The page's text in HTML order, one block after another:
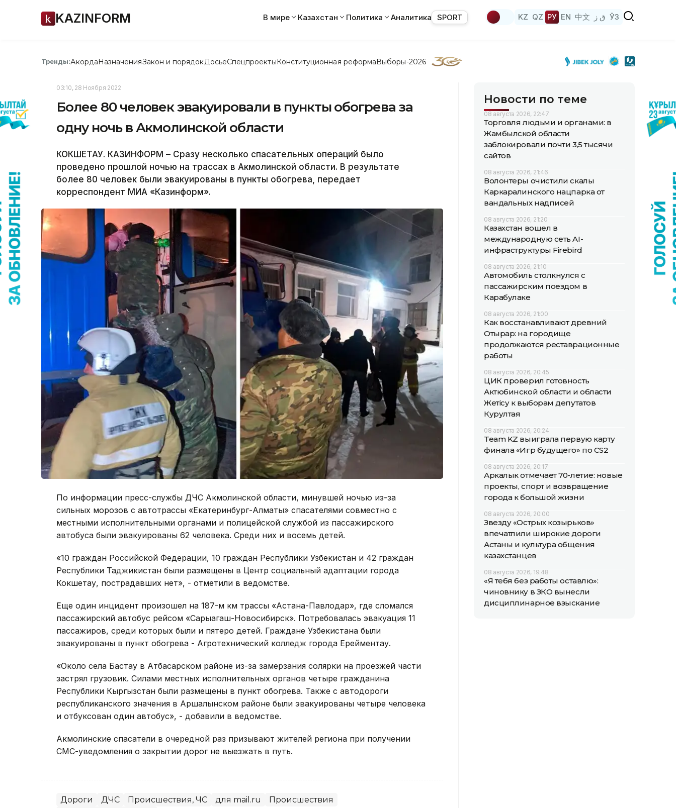
KAZINFORM В мире Казахстан Политика Аналитика SPORT KZ QZ РУ EN 中文 ق ز ЎЗ
Тренды:АкордаНазначенияЗакон и порядок ДосьеСпецпроектыКонституционная реформаВыборы-2026
03:10, 28 Ноября 2022
Более 80 человек эвакуировали в пункты обогрева за
одну ночь в Акмолинской области
КОКШЕТАУ. КАЗИНФОРМ – Сразу несколько спасательных операций было
проведено прошлой ночью на трассах в Акмолинской области. В результате
более 80 человек были эвакуированы в пункты обогрева, передает
корреспондент МИА «Казинформ».
По информации пресс-службы ДЧС Акмолинской области, минувшей ночью из-за
сильных морозов с автотрассы «Екатеринбург-Алматы» спасателями совместно с
местными исполнительными органами и полицейской службой из пассажирского
автобуса были эвакуированы 62 человека. Среди них и восемь детей.
«10 граждан Российской Федерации, 10 граждан Республики Узбекистан и 42 граждан
Республики Таджикистан были размещены в Центр социальный адаптации города
Кокшетау, пострадавших нет», - отметили в ведомстве.
Еще один инцидент произошел на 187-м км трассы «Астана-Павлодар», где сломался
пассажирский автобус рейсом «Сарыагаш-Новосибирск». Потребовалась эвакуация 11
пассажиров, среди которых были и пятеро детей. Граждане Узбекистана были
эвакуированы в пункт обогрева - Агротехнический колледж города Ерейментау.
«Около села Бастау в Атбасарском районе из-за замерзания солярки на проезжей части
застрял грузовик. Силами местных исполнительных органов четыре гражданина
Республики Кыргызстан были размещены в пункт обогрева. Также с автодороги
республиканского значения в Аршалынском районе были эвакуированы четыре человека
и отбуксован один автобус», - добавили в ведомстве.
Акмолинские спасатели в очередной раз призывают жителей региона при получении
СМС-уведомления о закрытии дорог не выезжать в путь.
Дороги ДЧС Происшествия, ЧС для mail.ru
Происшествия
Новости по теме
08 августа 2026, 22:47
Торговля людьми и органами: в
Жамбылской области
заблокировали почти 3,5 тысячи
сайтов
08 августа 2026, 21:46
Волонтеры очистили скалы
Каркаралинского нацпарка от
вандальных надписей
08 августа 2026, 21:20
Казахстан вошел в
международную сеть AI-
инфраструктуры Firebird
08 августа 2026, 21:10
Автомобиль столкнулся с
пассажирским поездом в
Карабулаке
08 августа 2026, 21:00
Как восстанавливают древний
Отырар: на городище
продолжаются реставрационные
работы
08 августа 2026, 20:45
ЦИК проверил готовность
Актюбинской области и области
Жетісу к выборам депутатов
Курултая
08 августа 2026, 20:24
Team KZ выиграла первую карту
финала «Игр будущего» по CS2
08 августа 2026, 20:17
Аркалык отмечает 70-летие: новые
проекты, спорт и возвращение
города к большой жизни
08 августа 2026, 20:00
Звезду «Острых козырьков»
впечатлили широкие дороги
Астаны и культура общения
казахстанцев
08 августа 2026, 19:48
«Я тебя без работы оставлю»:
чиновнику в ЗКО вынесли
дисциплинарное взыскание